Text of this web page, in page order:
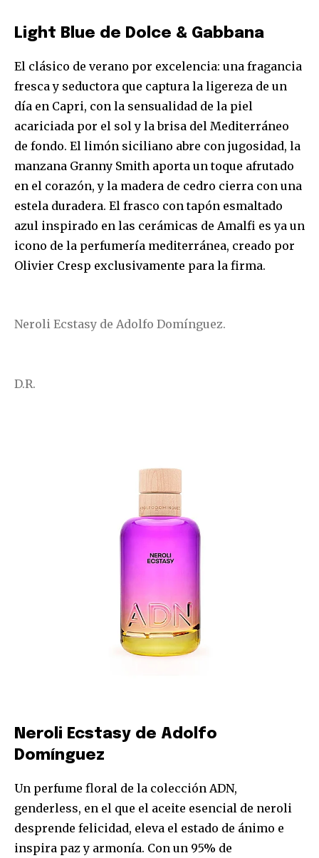
Light Blue de Dolce & Gabbana
El clásico de verano por excelencia: una fragancia
fresca y seductora que captura la ligereza de un
día en Capri, con la sensualidad de la piel
acariciada por el sol y la brisa del Mediterráneo
de fondo. El limón siciliano abre con jugosidad, la
manzana Granny Smith aporta un toque afrutado
en el corazón, y la madera de cedro cierra con una
estela duradera. El frasco con tapón esmaltado
azul inspirado en las cerámicas de Amalfi es ya un
icono de la perfumería mediterránea, creado por
Olivier Cresp exclusivamente para la firma.
Neroli Ecstasy de Adolfo Domínguez.
D.R.
Neroli Ecstasy de Adolfo
Domínguez
Un perfume floral de la colección ADN,
genderless, en el que el aceite esencial de neroli
desprende felicidad, eleva el estado de ánimo e
inspira paz y armonía. Con un 95% de